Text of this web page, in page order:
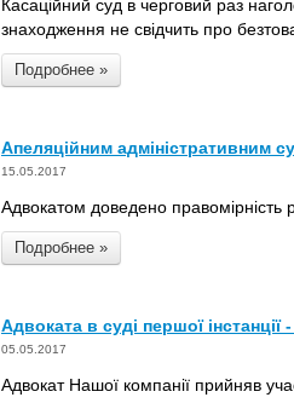
Касаційний суд в черговий раз
знаходження не свідчить про
Подробнее »
Апеляційним адміністративним
15.05.2017
Адвокатом доведено правомірність
Подробнее »
Адвоката в суді першої
05.05.2017
Адвокат Нашої компанії прийняв